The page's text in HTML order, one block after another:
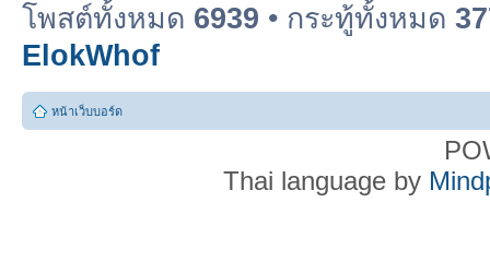
โพสต์ทั้งหมด 6939 • กระทู้ทั้งหมด
ElokWhof
หน้าเว็บบอร์ด
Thai language by